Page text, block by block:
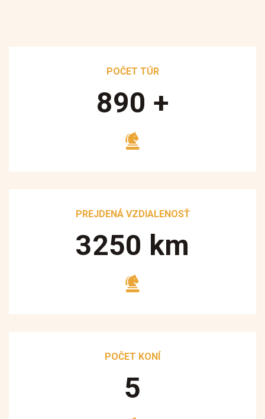
POČET TÚR
890 +
PREJDENÁ VZDIALENOSŤ
3250 km
POČET KONÍ
5